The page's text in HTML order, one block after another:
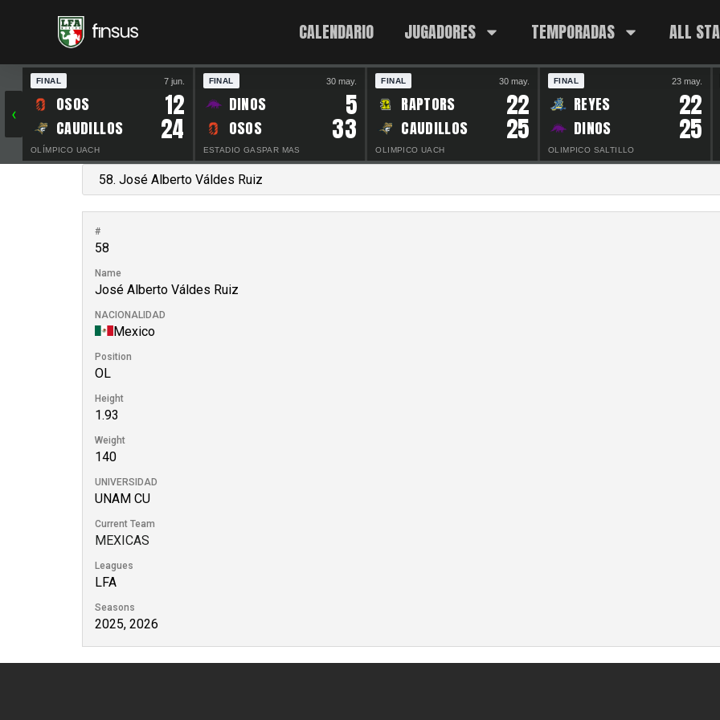
CALENDARIO JUGADORES TEMPORADAS ALL
‹
FINAL 7 jun.
OSOS 12
CAUDILLOS 24
OLÍMPICO UACH
FINAL 30 may.
DINOS 5
OSOS 33
ESTADIO GASPAR MAS
FINAL 30 may.
RAPTORS 22
CAUDILLOS 25
OLIMPICO UACH
FINAL 23 may.
REYES 22
DINOS 25
OLIMPICO SALTILLO
#
58
Name
José Alberto Váldes Ruiz
NACIONALIDAD
Mexico
Position
OL
Height
1.93
Weight
140
UNIVERSIDAD
UNAM CU
Current Team
MEXICAS
Leagues
LFA
Seasons
2025, 2026